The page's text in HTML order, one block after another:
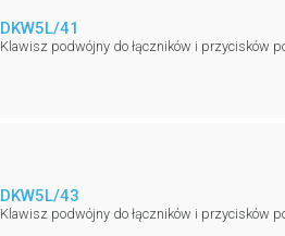
DKW5L/41
Klawisz podwójny do łączników i przycisków
DKW5L/43
Klawisz podwójny do łączników i przycisków